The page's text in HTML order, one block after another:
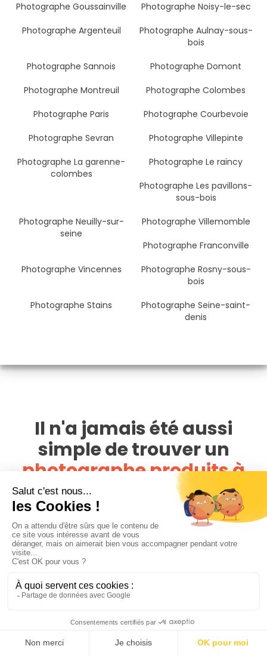
Photographe Goussainville
Photographe Noisy-le-sec
Photographe Argenteuil
Photographe Aulnay-sous-
bois
Photographe Sannois
Photographe Domont
Photographe Montreuil
Photographe Colombes
Photographe Paris
Photographe Courbevoie
Photographe Sevran
Photographe Villepinte
Photographe La garenne-
colombes
Photographe Le raincy
Photographe Les pavillons-
sous-bois
Photographe Neuilly-sur-
seine
Photographe Villemomble
Photographe Franconville
Photographe Vincennes
Photographe Rosny-sous-
bois
Photographe Stains
Photographe Seine-saint-
denis
Il n'a jamais été aussi
simple de trouver un
photographe produits à
PhotoPresta rassemble plus de 4 000 photographes à
travers la France. En 1 clic, comparez toutes les offres
disponibles autour du lieu de votre produit pour ne payer
aucun frais de déplacements, et trouvez le photographe
produits à Stains qui correspond à vos envies et à votre
budget
Pour bien comparer les offers des photographes sur
les portfolios des photographes et assurez-vous que leur